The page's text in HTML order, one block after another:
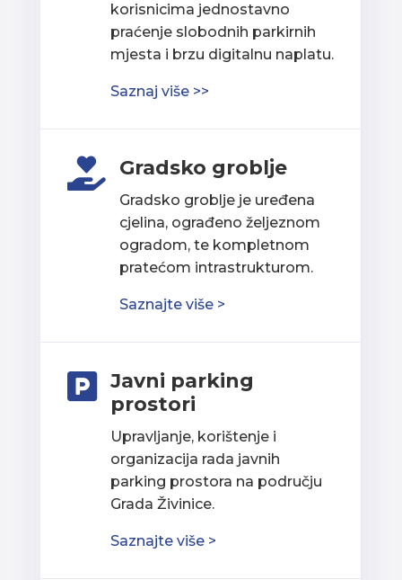
korisnicima jednostavno
praćenje slobodnih parkirnih
mjesta i brzu digitalnu naplatu.
Saznaj više >>
 Gradsko groblje
Gradsko groblje je uređena
cjelina, ograđeno željeznom
ogradom, te kompletnom
pratećom intrastrukturom.
Saznajte više >

Javni parking
prostori
Upravljanje, korištenje i
organizacija rada javnih
parking prostora na području
Grada Živinice.
Saznajte više >